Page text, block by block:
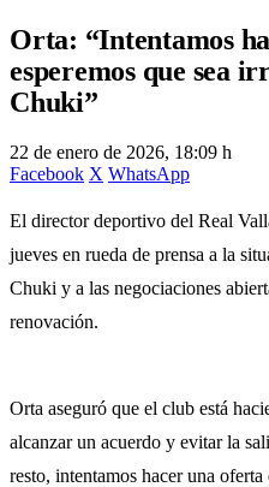
Orta: “Intentamos
esperemos que sea
Chuki”
22 de enero de 2026, 18:09 h
Facebook X WhatsApp
El director deportivo del Real
jueves en rueda de prensa a la
Chuki y a las negociaciones
renovación.
Orta aseguró que el club está
alcanzar un acuerdo y evitar la
resto, intentamos hacer una oferta